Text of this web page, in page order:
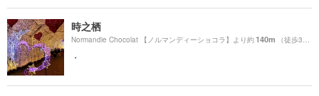
時之栖
Normandie Chocolat 【ノルマンディーショコラ】より約140m （徒歩3分）
・